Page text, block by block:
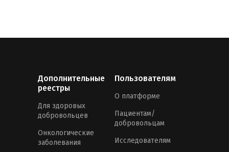
Дополнительные
реестры
Для здоровых
добровольцев
Онкологические
заболевания
Пользователям
О платформе
Пациентам/
добровольцам
Исследователям